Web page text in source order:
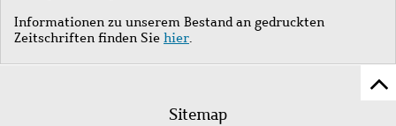
Informationen zu unserem Bestand an gedruckten
Zeitschriften finden Sie hier.
Fußleistenmenü
Sitemap